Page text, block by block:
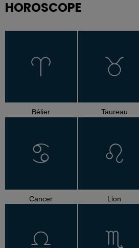
HOROSCOPE
Bélier Taureau
Cancer Lion